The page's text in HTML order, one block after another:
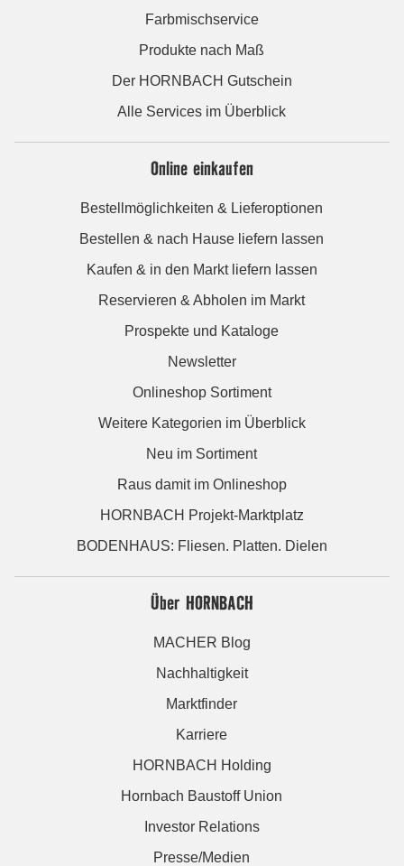
Farbmischservice
Produkte nach Maß
Der HORNBACH Gutschein
Alle Services im Überblick
Online einkaufen
Bestellmöglichkeiten & Lieferoptionen
Bestellen & nach Hause liefern lassen
Kaufen & in den Markt liefern lassen
Reservieren & Abholen im Markt
Prospekte und Kataloge
Newsletter
Onlineshop Sortiment
Weitere Kategorien im Überblick
Neu im Sortiment
Raus damit im Onlineshop
HORNBACH Projekt-Marktplatz
BODENHAUS: Fliesen. Platten. Dielen
Über HORNBACH
MACHER Blog
Nachhaltigkeit
Marktfinder
Karriere
HORNBACH Holding
Hornbach Baustoff Union
Investor Relations
Presse/Medien